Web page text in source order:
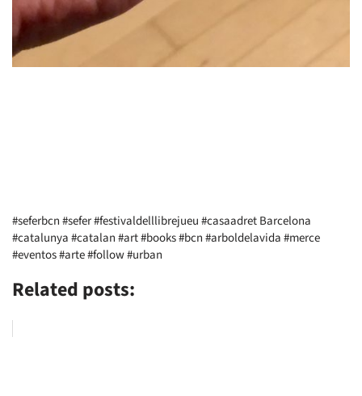
#seferbcn #sefer #festivaldelllibrejueu #casaadret Barcelona
#catalunya #catalan #art #books #bcn #arboldelavida #merce
#eventos #arte #follow #urban
Related posts: